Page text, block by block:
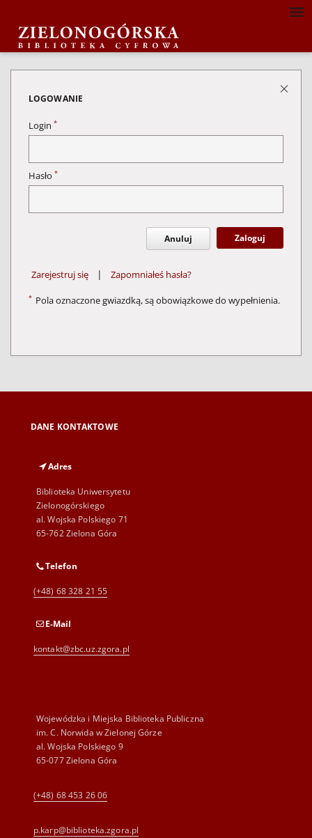
LOGOWANIE
Login *
Hasło *
Anuluj Zaloguj
Zarejestruj się | Zapomniałeś hasła?
* Pola oznaczone gwiazdką, są obowiązkowe do wypełnienia.
DANE KONTAKTOWE
Adres
Biblioteka Uniwersytetu
Zielonogórskiego
al. Wojska Polskiego 71
65-762 Zielona Góra
Telefon
(+48) 68 328 21 55
E-Mail
kontakt@zbc.uz.zgora.pl
Wojewódzka i Miejska Biblioteka Publiczna
im. C. Norwida w Zielonej Górze
al. Wojska Polskiego 9
65-077 Zielona Góra
(+48) 68 453 26 06
p.karp@biblioteka.zgora.pl